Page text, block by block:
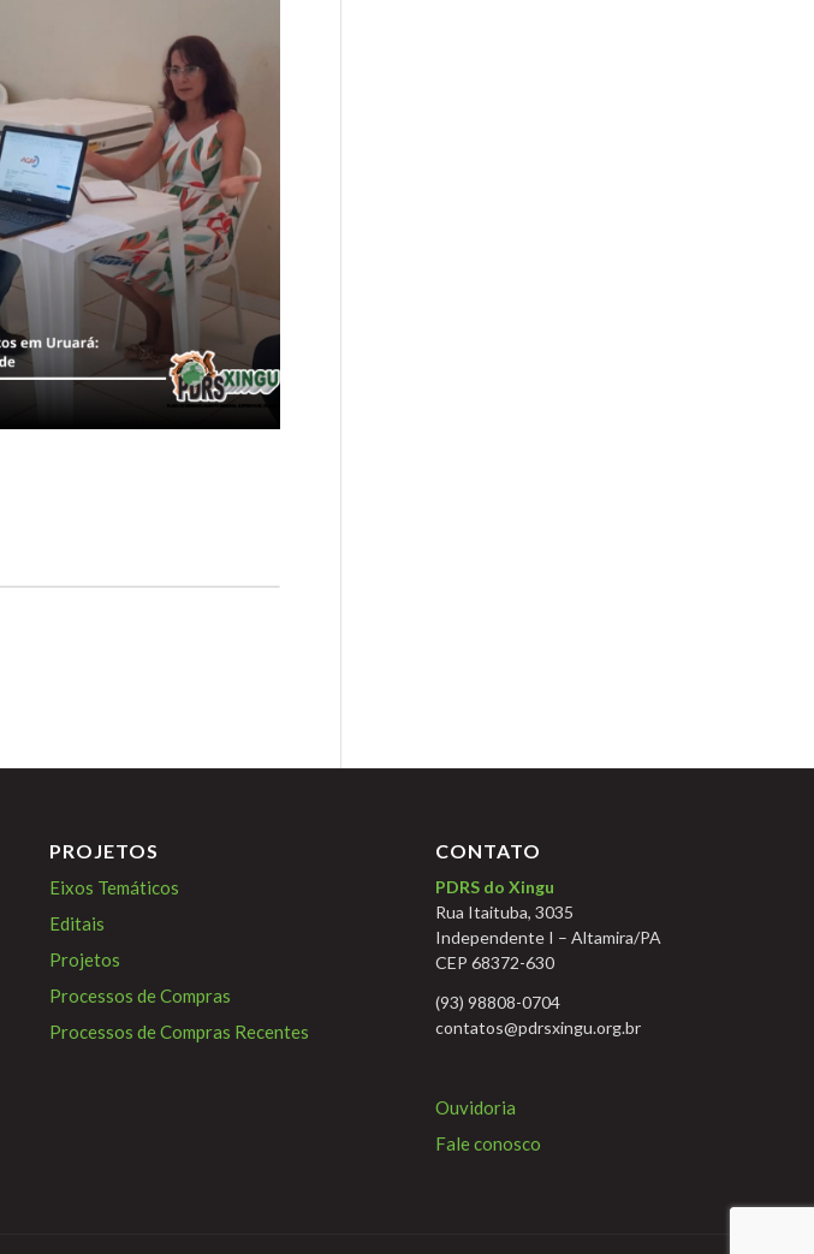
PROJETOS
Eixos Temáticos
Editais
Projetos
Processos de Compras
Processos de Compras Recentes
CONTATO
PDRS do Xingu
Rua Itaituba, 3035
Independente I – Altamira/PA
CEP 68372-630
(93) 98808-0704
contatos@pdrsxingu.org.br
Ouvidoria
Fale conosco